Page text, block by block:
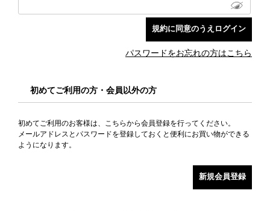
パスワードをお忘れの方はこちら
初めてご利用の方・会員以外の方
初めてご利用のお客様は、こちらから会員登録を行ってください。
メールアドレスとパスワードを登録しておくと便利にお買い物ができる
ようになります。